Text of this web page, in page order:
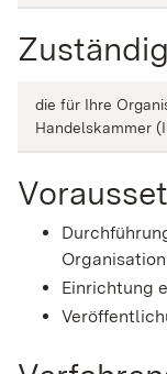
die für Ihre
Handelskammer
Organisation
Einrichtung